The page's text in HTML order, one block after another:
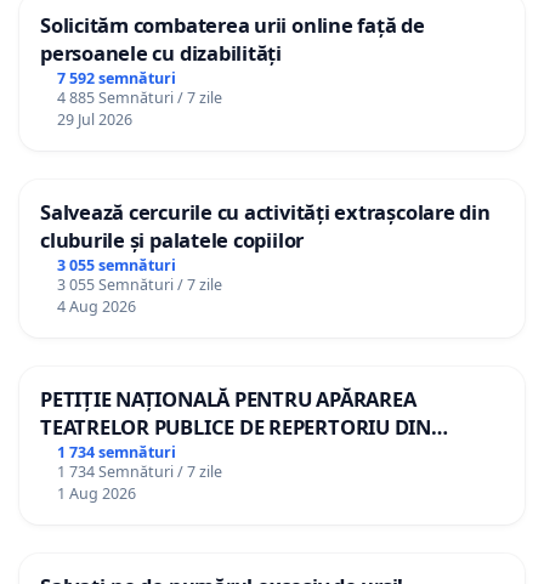
Solicităm combaterea urii online față de
persoanele cu dizabilități
7 592 semnături
4 885 Semnături / 7 zile
29 Jul 2026
Salvează cercurile cu activități extrașcolare din
cluburile și palatele copiilor
3 055 semnături
3 055 Semnături / 7 zile
4 Aug 2026
PETIȚIE NAȚIONALĂ PENTRU APĂRAREA
TEATRELOR PUBLICE DE REPERTORIU DIN
ROMÂNIA
1 734 semnături
1 734 Semnături / 7 zile
1 Aug 2026